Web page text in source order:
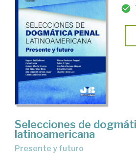
Selecciones de
latinoamericana
presente y futuro